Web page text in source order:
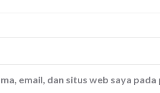
email, dan situs web saya